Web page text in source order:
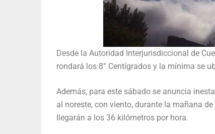
Desde la Autoridad Interjurisdiccional de
rondará los 8° Centígrados y la mínima se
Además, para este sábado se anuncia
al noreste, con viento, durante la mañana
llegarán a los 36 kilómetros por hora.